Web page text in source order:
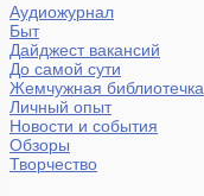
Аудиожурнал
Быт
Дайджест вакансий
До самой сути
Жемчужная библиотечка
Личный опыт
Новости и события
Обзоры
Творчество